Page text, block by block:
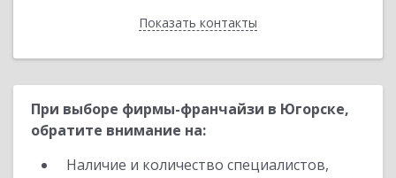
Показать контакты
Назад
При выборе фирмы-франчайзи в Югорске,
обратите внимание на:
Наличие и количество специалистов,